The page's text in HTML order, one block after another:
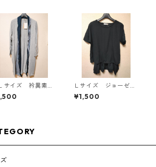
サイズ 衿異素材
トッパーカーデ
ン グレー KAE
Ｌサイズ ジョーゼッ
ト レイヤード風プル
オーバー ブラック
¥1,500